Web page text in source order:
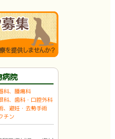
病院
科、腫瘍科
科、歯科・口腔外科
、避妊・去勢手術
チン